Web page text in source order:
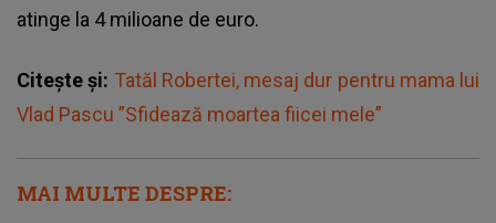
atinge la 4 milioane de euro.
Citește și: Tatăl Robertei, mesaj dur pentru mama lui
Vlad Pascu ”Sfidează moartea fiicei mele”
MAI MULTE DESPRE: